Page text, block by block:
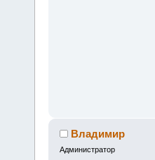
Владимир
Администратор